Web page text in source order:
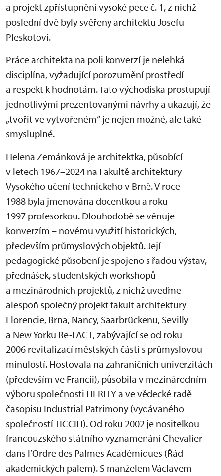
a projekt zpřístupnění vysoké pece č. 1, z nichž
poslední dvě byly svěřeny architektu Josefu
Pleskotovi.
Práce architekta na poli konverzí je nelehká
disciplína, vyžadující porozumění prostředí
a respekt k hodnotám. Tato východiska prostupují
jednotlivými prezentovanými návrhy a ukazují, že
„tvořit ve vytvořeném“ je nejen možné, ale také
smysluplné.
Helena Zemánková je architektka, působící
v letech 1967–2024 na Fakultě architektury
Vysokého učení technického v Brně. V roce
1988 byla jmenována docentkou a roku
1997 profesorkou. Dlouhodobě se věnuje
konverzím – novému využití historických,
především průmyslových objektů. Její
pedagogické působení je spojeno s řadou výstav,
přednášek, studentských workshopů
a mezinárodních projektů, z nichž uveďme
alespoň společný projekt fakult architektury
Florencie, Brna, Nancy, Saarbrückenu, Sevilly
a New Yorku Re-FACT, zabývající se od roku
2006 revitalizací městských částí s průmyslovou
minulostí. Hostovala na zahraničních univerzitách
(především ve Francii), působila v mezinárodním
výboru společnosti HERITY a ve vědecké radě
časopisu Industrial Patrimony (vydávaného
společností TICCIH). Od roku 2002 je nositelkou
francouzského státního vyznamenání Chevalier
dans l’Ordre des Palmes Académiques (Řád
akademických palem). S manželem Václavem